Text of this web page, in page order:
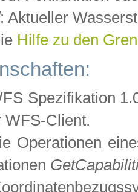
: Aktueller
Hilfe zu den
Spezifikation
WFS-Client.
Operationen